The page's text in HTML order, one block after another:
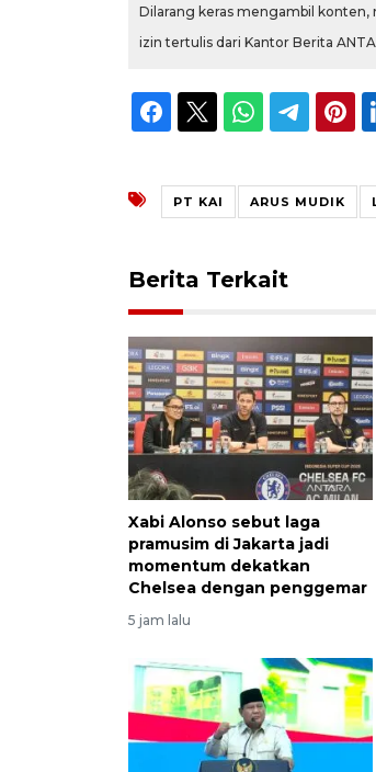
Dilarang keras mengambil konten,
izin tertulis dari Kantor Berita
PT KAI ARUS MUDIK
Berita Terkait
Xabi Alonso sebut laga
pramusim di Jakarta jadi
momentum dekatkan
Chelsea dengan penggemar
5 jam lalu